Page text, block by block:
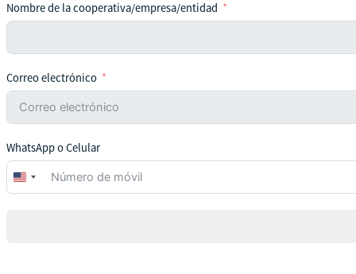
Nombre de la cooperativa/empresa/entidad
Correo electrónico
WhatsApp o Celular
United
States